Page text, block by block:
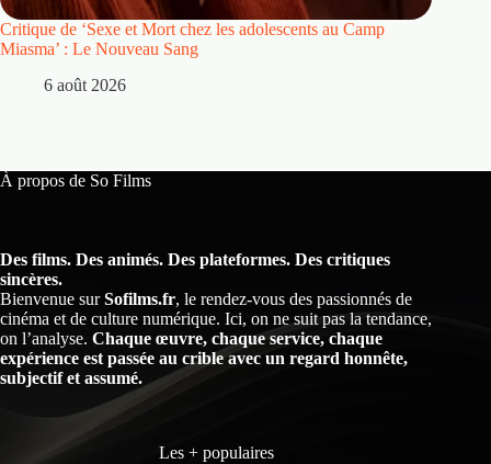
Critique de ‘Sexe et Mort chez les adolescents au Camp
Miasma’ : Le Nouveau Sang
6 août 2026
À propos de So Films
Des films. Des animés. Des plateformes. Des critiques
sincères.
Bienvenue surSofilms.fr, le rendez-vous des passionnés de
cinéma et de culture numérique. Ici, on ne suit pas la tendance,
on l’analyse. Chaque œuvre, chaque service, chaque
expérience est passée au crible avec un regard honnête,
subjectif et assumé.
Les + populaires